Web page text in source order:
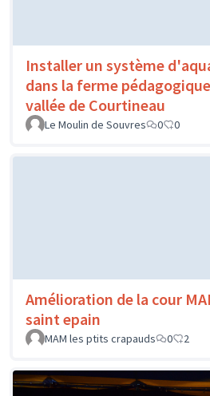
Installer un système
dans la ferme
vallée de Courtineau
Le Moulin de Souvres 0 0
Amélioration de la cour
saint epain
MAM les ptits crapauds
0 2